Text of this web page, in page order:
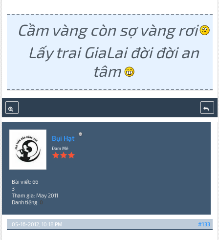
Cầm vàng còn sợ vàng rơi
Lấy trai GiaLai đời đời an
tâm
Bụi Hạt
Đam Mê
Bài viết: 66
3
Tham gia: May 2011
Danh tiếng: 0
#133
05-16-2012, 10:18 PM